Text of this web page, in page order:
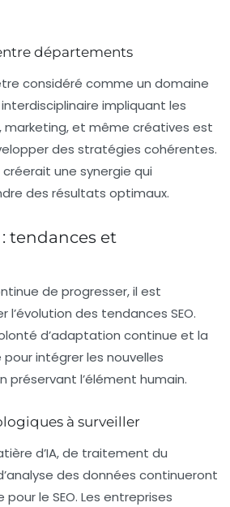
départements
considéré comme un domaine
impliquant les
marketing, et même créatives est
des stratégies cohérentes.
une synergie qui
des résultats optimaux.
: tendances et
de progresser, il est
l’évolution des tendances SEO.
d’adaptation continue et la
intégrer les nouvelles
préservant l’élément humain.
à surveiller
d’IA, de traitement du
des données continueront
le SEO. Les entreprises